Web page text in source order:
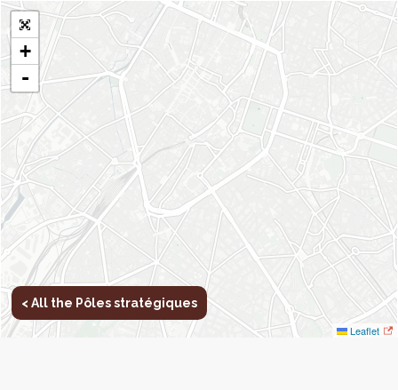
+
-
Leaflet
< All the Pôles stratégiques